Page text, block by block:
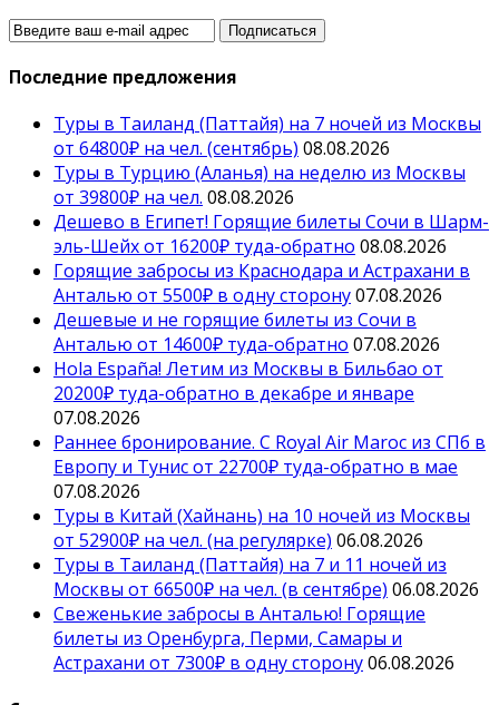
Последние предложения
Туры в Таиланд (Паттайя) на 7 ночей из Москвы
от 64800₽ на чел. (сентябрь) 08.08.2026
Туры в Турцию (Аланья) на неделю из Москвы
от 39800₽ на чел. 08.08.2026
Дешево в Египет! Горящие билеты Сочи в Шарм-
эль-Шейх от 16200₽ туда-обратно 08.08.2026
Горящие забросы из Краснодара и Астрахани в
Анталью от 5500₽ в одну сторону07.08.2026
Дешевые и не горящие билеты из Сочи в
Анталью от 14600₽ туда-обратно 07.08.2026
Hola España! Летим из Москвы в Бильбао от
20200₽ туда-обратно в декабре и январе
07.08.2026
Раннее бронирование. С Royal Air Maroc из СПб в
Европу и Тунис от 22700₽ туда-обратно в мае
07.08.2026
Туры в Китай (Хайнань) на 10 ночей из Москвы
от 52900₽ на чел. (на регулярке) 06.08.2026
Туры в Таиланд (Паттайя) на 7 и 11 ночей из
Москвы от 66500₽ на чел. (в сентябре) 06.08.2026
Свеженькие забросы в Анталью! Горящие
билеты из Оренбурга, Перми, Самары и
Астрахани от 7300₽ в одну сторону06.08.2026